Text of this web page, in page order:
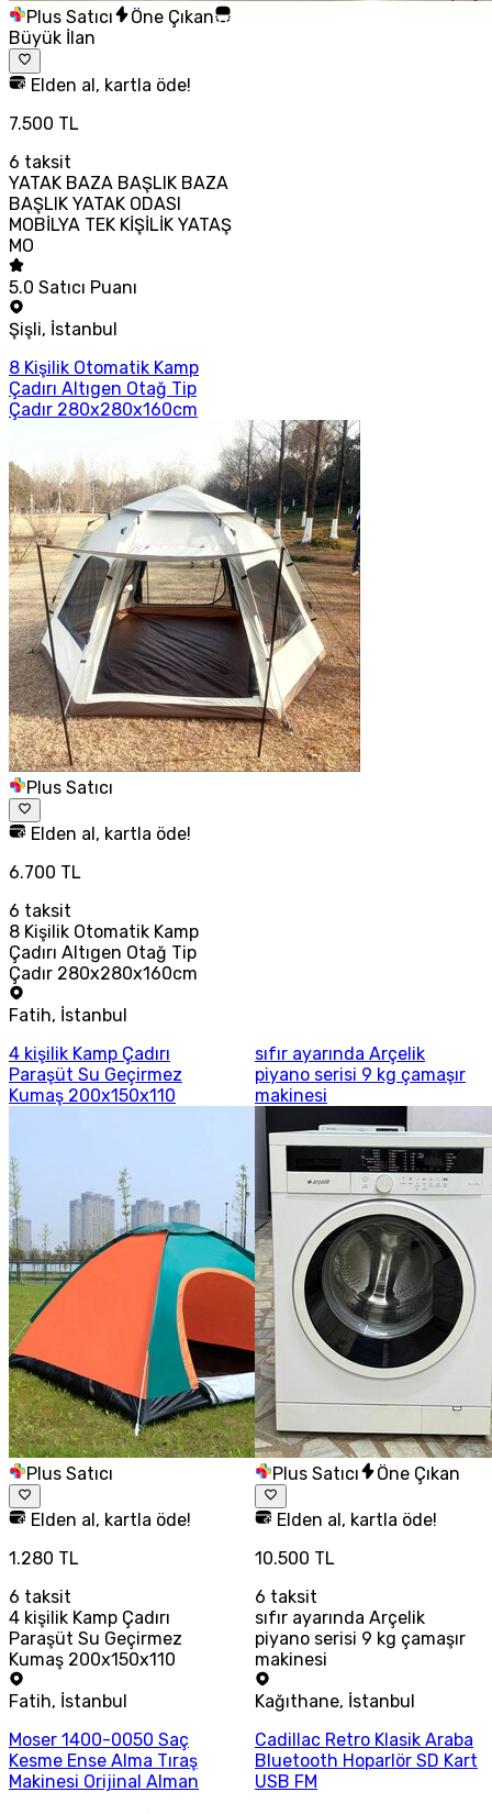
Plus Satıcı
Öne Çıkan
Büyük İlan
Elden al, kartla öde!
7.500 TL
6 taksit
YATAK BAZA BAŞLIK BAZA
BAŞLIK YATAK ODASI
MOBİLYA TEK KİŞİLİK YATAŞ
MO
5.0 Satıcı Puanı
Şişli, İstanbul
8 Kişilik Otomatik Kamp
Çadırı Altıgen Otağ Tip
Çadır 280x280x160cm
Plus Satıcı
Elden al, kartla öde!
6.700 TL
6 taksit
8 Kişilik Otomatik Kamp
Çadırı Altıgen Otağ Tip
Çadır 280x280x160cm
Fatih, İstanbul
4 kişilik Kamp Çadırı
Paraşüt Su Geçirmez
Kumaş 200x150x110
Plus Satıcı
Elden al, kartla öde!
1.280 TL
6 taksit
4 kişilik Kamp Çadırı
Paraşüt Su Geçirmez
Kumaş 200x150x110
Fatih, İstanbul
sıfır ayarında Arçelik
piyano serisi 9 kg çamaşır
makinesi
Plus Satıcı Öne Çıkan
Elden al, kartla öde!
10.500 TL
6 taksit
sıfır ayarında Arçelik
piyano serisi 9 kg çamaşır
makinesi
Kağıthane, İstanbul
Moser 1400-0050 Saç
Kesme Ense Alma Tıraş
Makinesi Orijinal Alman
Cadillac Retro Klasik Araba
Bluetooth Hoparlör SD Kart
USB FM